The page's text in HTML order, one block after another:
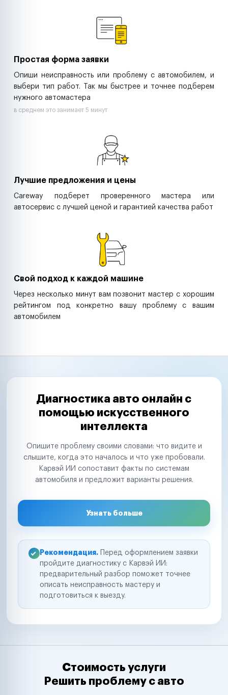
Простая форма заявки
Опиши неисправность или проблему с автомобилем, и
выбери тип работ. Так мы быстрее и точнее подберем
нужного автомастера
в среднем это занимает 5 минут
Лучшие предложения и цены
Careway подберет проверенного мастера или
автосервис с лучшей ценой и гарантией качества работ
Свой подход к каждой машине
Через несколько минут вам позвонит мастер с хорошим
рейтингом под конкретно вашу проблему с вашим
автомобилем
Диагностика авто онлайн с
помощью искусственного
интеллекта
Опишите проблему своими словами: что видите и
слышите, когда это началось и что уже пробовали.
Карвэй ИИ сопоставит факты по системам
автомобиля и предложит варианты решения.
Узнать больше
Рекомендация. Перед оформлением заявки
пройдите диагностику с Карвэй ИИ:
предварительный разбор поможет точнее
описать неисправность мастеру и
подготовиться к выезду.
Стоимость услуги
Решить проблему с авто